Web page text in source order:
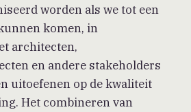
worden als we tot een
komen, in
architecten,
en andere stakeholders
uitoefenen op de kwaliteit
Het combineren van